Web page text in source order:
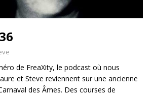
de FreaXity, le podcast où nous
et Steve reviennent sur une ancienne
des Âmes. Des courses de